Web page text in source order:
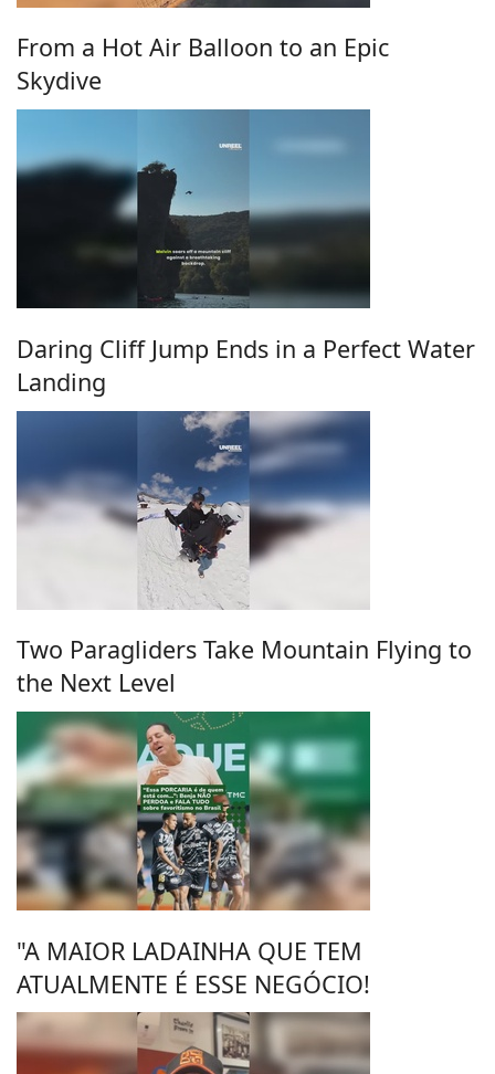
From a Hot Air Balloon to an Epic
Skydive
Daring Cliff Jump Ends in a Perfect Water
Landing
Two Paragliders Take Mountain Flying to
the Next Level
"A MAIOR LADAINHA QUE TEM
ATUALMENTE É ESSE NEGÓCIO!